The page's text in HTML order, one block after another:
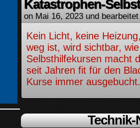
Katastrophen-
on Mai 16, 2023 und
Kein Licht, keine
weg ist, wird sichtbar,
Selbsthilfekursen macht
seit Jahren fit für den
Kurse immer ausgebucht.